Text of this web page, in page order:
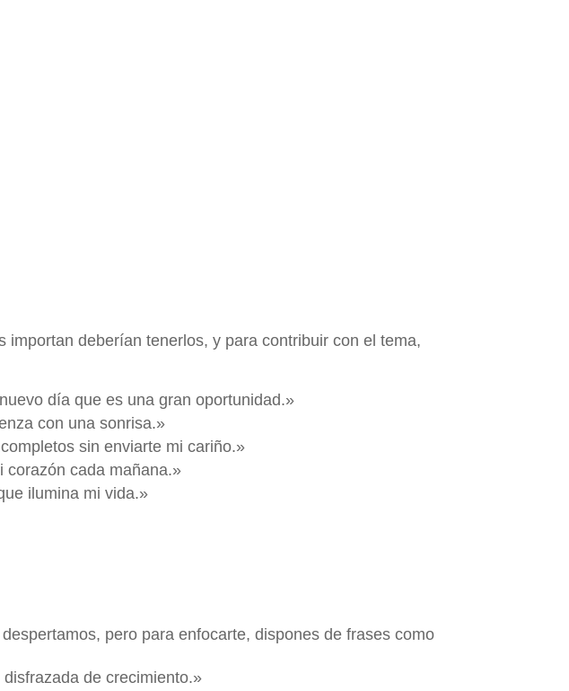
deberían tenerlos, y para contribuir con el tema,
día que es una gran oportunidad.»
con una sonrisa.»
sin enviarte mi cariño.»
corazón cada mañana.»
ilumina mi vida.»
pero para enfocarte, dispones de frases como
de crecimiento.»